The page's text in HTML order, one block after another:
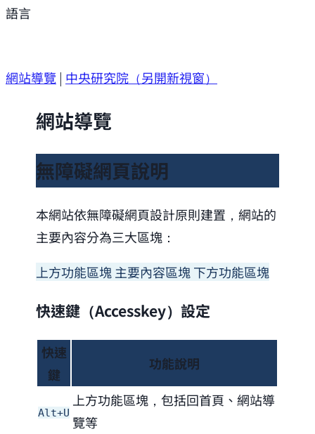
語言
網站導覽 | 中央研究院 （另開新視窗）
網站導覽
無障礙網頁說明
本網站依無障礙網頁設計原則建置，網站的
主要內容分為三大區塊：
上方功能區塊主要內容區塊下方功能區塊
快速鍵（Accesskey）設定
快速
鍵
功能說明
Alt+U
上方功能區塊，包括回首頁、網站導
覽等